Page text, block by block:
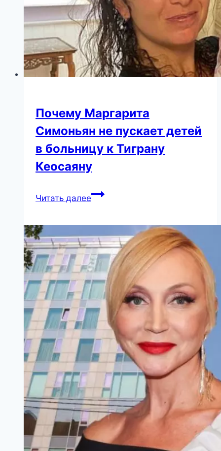
Почему Маргарита
Симоньян не пускает детей
в больницу к Тиграну
Кеосаяну
Читать далееПочему
пускает
детей
в
больницу
к
Тиграну
Кеосаяну